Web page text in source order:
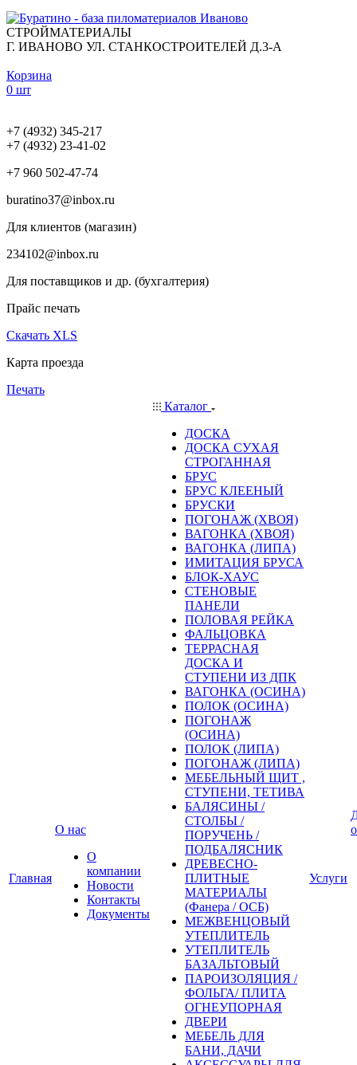
СТРОЙМАТЕРИАЛЫ
Г. ИВАНОВО УЛ. СТАНКОСТРОИТЕЛЕЙ Д.3-А
Корзина
0 шт
+7 (4932) 345-217
+7 (4932) 23-41-02
+7 960 502-47-74
buratino37@inbox.ru
Для клиентов (магазин)
234102@inbox.ru
Для поставщиков и др. (бухгалтерия)
Прайс печать
Скачать XLS
Карта проезда
Печать
Главная
О нас
О
компании
Новости
Контакты
Документы
Каталог
ДОСКА
ДОСКА СУХАЯ
СТРОГАННАЯ
БРУС
БРУС КЛЕЕНЫЙ
БРУСКИ
ПОГОНАЖ (ХВОЯ)
ВАГОНКА (ХВОЯ)
ВАГОНКА (ЛИПА)
ИМИТАЦИЯ БРУСА
БЛОК-ХАУС
СТЕНОВЫЕ
ПАНЕЛИ
ПОЛОВАЯ РЕЙКА
ФАЛЬЦОВКА
ТЕРРАСНАЯ
ДОСКА И
СТУПЕНИ ИЗ ДПК
ВАГОНКА (ОСИНА)
ПОЛОК (ОСИНА)
ПОГОНАЖ
(ОСИНА)
ПОЛОК (ЛИПА)
ПОГОНАЖ (ЛИПА)
МЕБЕЛЬНЫЙ ЩИТ ,
СТУПЕНИ, ТЕТИВА
БАЛЯСИНЫ /
СТОЛБЫ /
ПОРУЧЕНЬ /
ПОДБАЛЯСНИК
ДРЕВЕСНО-
ПЛИТНЫЕ
МАТЕРИАЛЫ
(Фанера / ОСБ)
МЕЖВЕНЦОВЫЙ
УТЕПЛИТЕЛЬ
УТЕПЛИТЕЛЬ
БАЗАЛЬТОВЫЙ
ПАРОИЗОЛЯЦИЯ /
ФОЛЬГА/ ПЛИТА
ОГНЕУПОРНАЯ
ДВЕРИ
МЕБЕЛЬ ДЛЯ
БАНИ, ДАЧИ
Услуги